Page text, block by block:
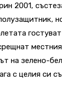
2001,
местния
на зелено-
с целия си